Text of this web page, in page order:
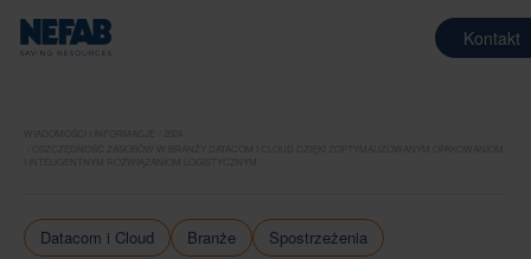
Kontakt
WIADOMOŚCI I INFORMACJE
OSZCZĘDNOŚĆ ZASOBÓW W BRANŻY DATACOM I CLOUD DZIĘKI ZOPTYMALIZOWANYM OPAKOWANIOM
I INTELIGENTNYM ROZWIĄZANIOM LOGISTYCZNYM
Datacom i Cloud Branże Spostrzeżenia